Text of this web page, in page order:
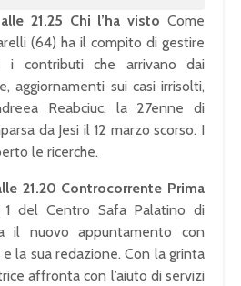
21.25 Chi l’ha visto Come
(64) ha il compito di gestire
i contributi che arrivano dai
aggiornamenti sui casi irrisolti,
Reabciuc, la 27enne di
da Jesi il 12 marzo scorso. I
le ricerche.
21.20 Controcorrente Prima
del Centro Safa Palatino di
il nuovo appuntamento con
la sua redazione. Con la grinta
affronta con l’aiuto di servizi